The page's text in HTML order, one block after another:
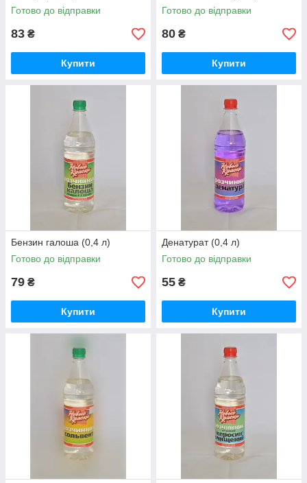
Готово до відправки
83 ₴
Купити
Готово до відправки
80 ₴
Купити
Бензин галоша (0,4 л)
Готово до відправки
79 ₴
Купити
Денатурат (0,4 л)
Готово до відправки
55 ₴
Купити